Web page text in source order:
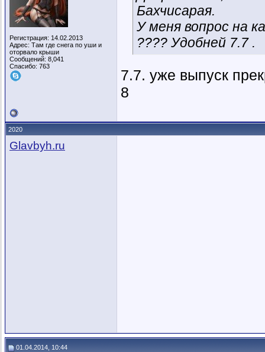
Регистрация: 14.02.2013
Адрес: Там где снега по уши и
оторвало крыши
Сообщений: 8,041
Спасибо: 763
Бахчисарая.
У меня вопрос на
???? Удобней 7.7 .
7.7. уже выпуск
8
2020
Glavbyh.ru
01.04.2014, 10:44